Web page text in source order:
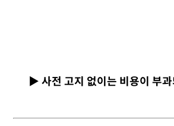
▶ 사전 고지 없이는 비용이 부